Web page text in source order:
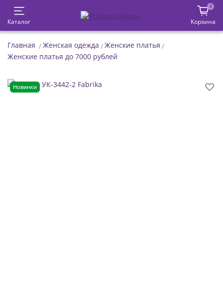
Каталог
0
Корзина
Главная Женская одежда
Женские платья
Женские платья до 7000 рублей
Новинки